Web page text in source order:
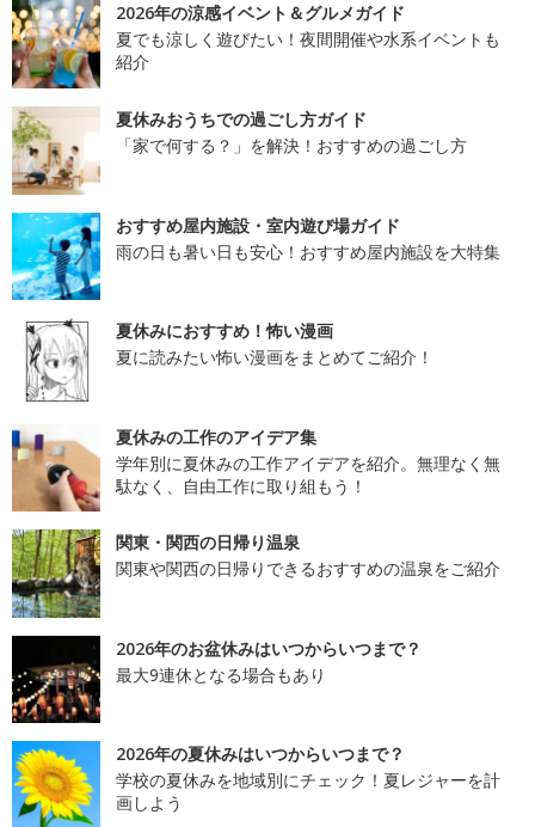
2026年の涼感イベント＆グルメガイド
夏でも涼しく遊びたい！夜間開催や水系イベントも
紹介
夏休みおうちでの過ごし方ガイド
「家で何する？」を解決！おすすめの過ごし方
おすすめ屋内施設・室内遊び場ガイド
雨の日も暑い日も安心！おすすめ屋内施設を大特集
夏休みにおすすめ！怖い漫画
夏に読みたい怖い漫画をまとめてご紹介！
夏休みの工作のアイデア集
学年別に夏休みの工作アイデアを紹介。無理なく無
駄なく、自由工作に取り組もう！
関東・関西の日帰り温泉
関東や関西の日帰りできるおすすめの温泉をご紹介
2026年のお盆休みはいつからいつまで？
最大9連休となる場合もあり
2026年の夏休みはいつからいつまで？
学校の夏休みを地域別にチェック！夏レジャーを計
画しよう